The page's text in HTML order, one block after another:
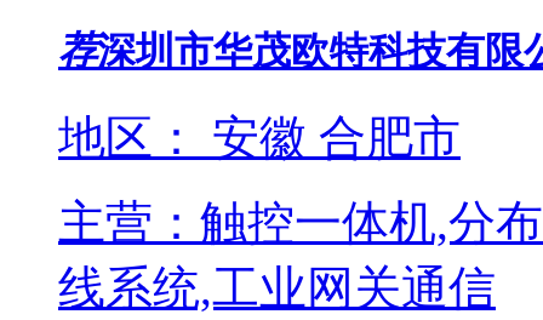
荐深圳市华茂欧特科技有限
地区： 安徽 合肥市
主营：触控一体机,分
线系统,工业网关通信